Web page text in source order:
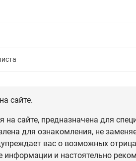
сайте.
сайте, предназначена для
для ознакомления, не
вас о возможных
информации и настоятельно